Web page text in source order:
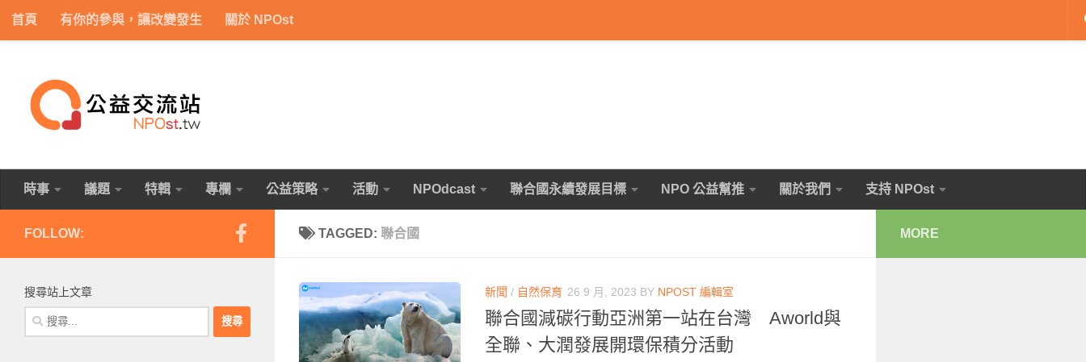
Skip to content
首頁 有你的參與，讓改變發生 關於 NPOst
時事 議題 特輯 專欄 公益策略 活動 NPOdcast 聯合國永續發展目標 NPO 公益幫推 關於我們 支持 NPOst
TAGGED: 聯合國
新聞 / 自然保育 26 9 月, 2023 BY NPOST 編輯室
聯合國減碳行動亞洲第一站在台灣 Aworld與
全聯、大潤發展開環保積分活動
FOLLOW:
搜尋站上文章
搜
尋
MORE